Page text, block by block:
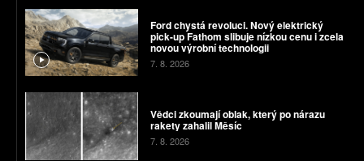
Ford chystá revoluci. Nový elektrický
pick-up Fathom slibuje nízkou cenu i zcela
novou výrobní technologii
7. 8. 2026
Vědci zkoumají oblak, který po nárazu
rakety zahalil Měsíc
7. 8. 2026